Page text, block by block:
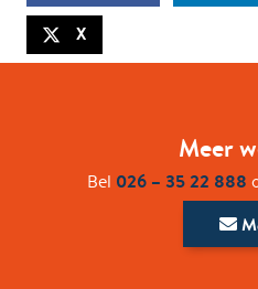
X
Meer
Bel 026 – 35 22 888